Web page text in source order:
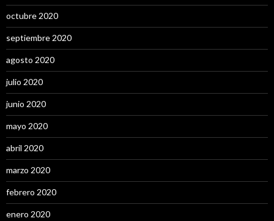
octubre 2020
septiembre 2020
agosto 2020
julio 2020
junio 2020
mayo 2020
abril 2020
marzo 2020
febrero 2020
enero 2020